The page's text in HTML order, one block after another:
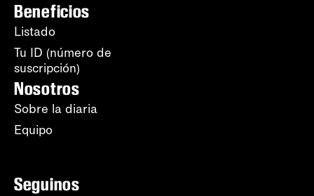
Beneficios
Listado
Tu ID (número de
suscripción)
Nosotros
Sobre la diaria
Equipo
Seguinos